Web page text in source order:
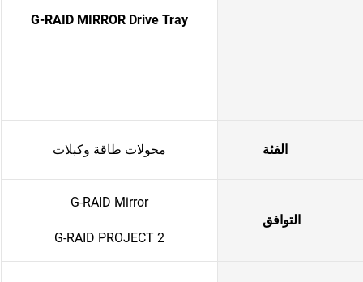
G-RAID MIRROR Drive Tray
الفئة محولات طاقة وكبلات
التوافق
G-RAID Mirror
G-RAID PROJECT 2